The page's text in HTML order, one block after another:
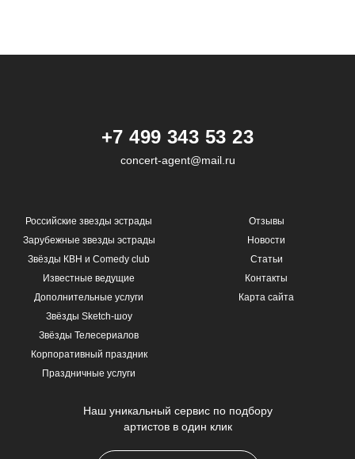
+7 499 343 53 23
concert-agent@mail.ru
Российские звезды эстрады
Зарубежные звезды эстрады
Звёзды КВН и Comedy club
Известные ведущие
Дополнительные услуги
Звёзды Sketch-шоу
Звёзды Телесериалов
Корпоративный праздник
Праздничные услуги
Отзывы
Новости
Статьи
Контакты
Карта сайта
Наш уникальный сервис по подбору
артистов в один клик